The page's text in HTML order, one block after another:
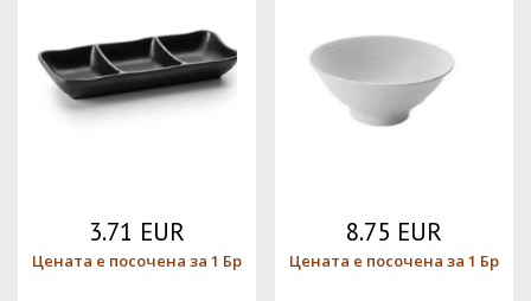
3.71 EUR
Цената е посочена за 1 Бр
8.75 EUR
Цената е посочена за 1 Бр